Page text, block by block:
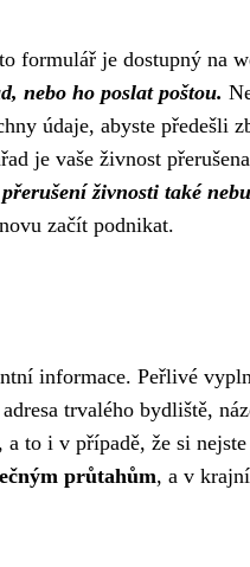
je dostupný na
nebo ho poslat poštou.
údaje, abyste předešli
je vaše živnost
živnosti také
začít podnikat.
informace. Peřlivé
trvalého bydliště,
a to i v případě, že si
průtahům, a v